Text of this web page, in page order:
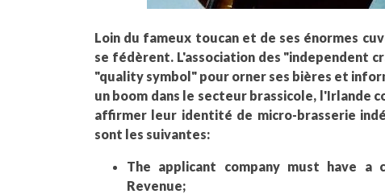
Loin du fameux toucan et de ses énormes
se fédèrent. L'association des "independent
"quality symbol" pour orner ses bières et
un boom dans le secteur brassicole, l'Irlande
affirmer leur identité de micro-brasserie
sont les suivantes:
The applicant company must have a
Revenue;